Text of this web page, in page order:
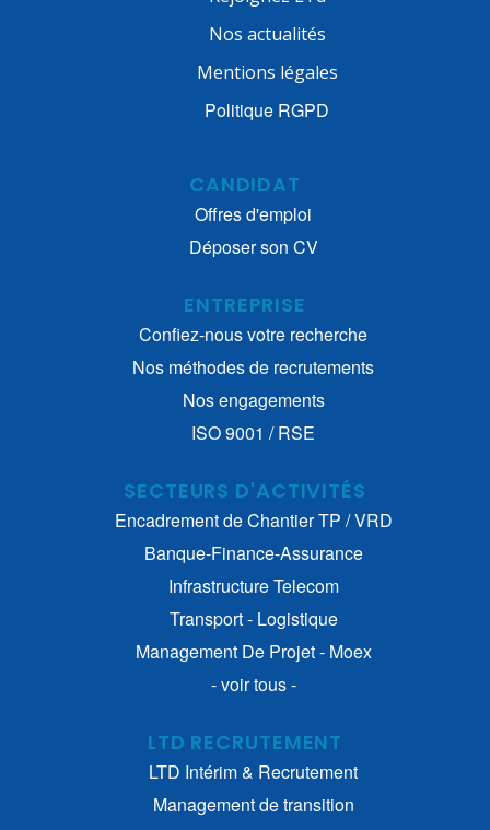
Nos actualités
Mentions légales
Politique RGPD
CANDIDAT
Offres d'emploi
Déposer son CV
ENTREPRISE
Confiez-nous votre recherche
Nos méthodes de recrutements
Nos engagements
ISO 9001 / RSE
SECTEURS D'ACTIVITÉS
Encadrement de Chantier TP / VRD
Banque-Finance-Assurance
Infrastructure Telecom
Transport - Logistique
Management De Projet - Moex
- voir tous -
LTD RECRUTEMENT
LTD Intérim & Recrutement
Management de transition